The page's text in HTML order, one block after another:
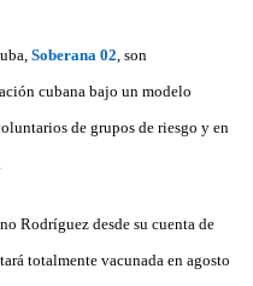
Soberana 02 , son
cubana bajo un modelo
de grupos de riesgo y en
Rodríguez desde su cuenta de
totalmente vacunada en agosto